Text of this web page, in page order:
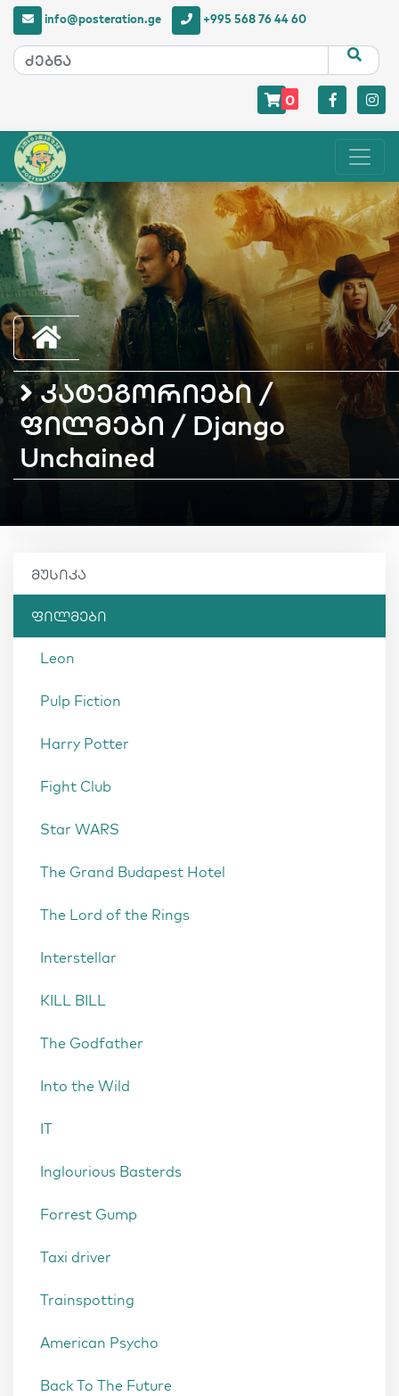
info@posteration.ge +995 568 76 44 60
0
კატეგორიები /
ფილმები / Django
Unchained
მუსიკა
ფილმები
Leon
Pulp Fiction
Harry Potter
Fight Club
Star WARS
The Grand Budapest Hotel
The Lord of the Rings
Interstellar
KILL BILL
The Godfather
Into the Wild
IT
Inglourious Basterds
Forrest Gump
Taxi driver
Trainspotting
American Psycho
Back To The Future